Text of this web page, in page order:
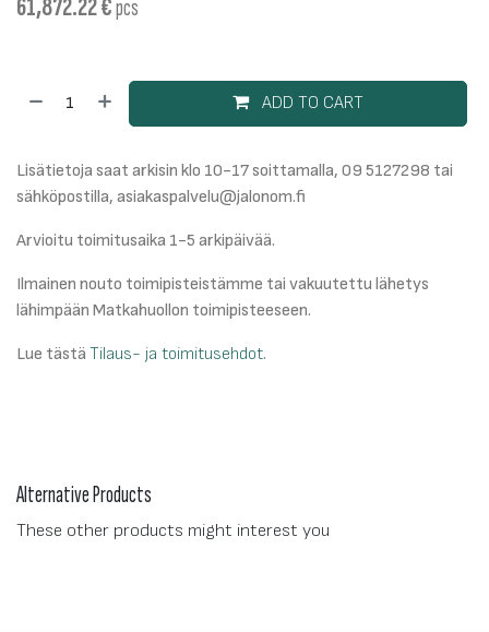
61,872.22€pcs
ADD TO CART
Lisätietoja saat arkisin klo 10-17 soittamalla, 09 5127298 tai
sähköpostilla, asiakaspalvelu@jalonom.fi
Arvioitu toimitusaika 1-5 arkipäivää.
Ilmainen nouto toimipisteistämme tai vakuutettu lähetys
lähimpään Matkahuollon toimipisteeseen.
Lue tästä Tilaus- ja toimitusehdot.
Alternative Products
These other products might interest you